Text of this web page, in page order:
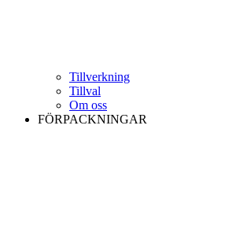
Tillverkning
Tillval
Om oss
FÖRPACKNINGAR